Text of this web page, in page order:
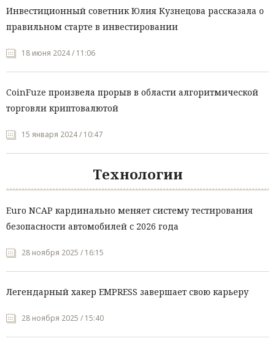
Инвестиционный советник Юлия Кузнецова рассказала о
правильном старте в инвестировании
18 июня 2024 / 11:06
CoinFuze произвела прорыв в области алгоритмической
торговли криптовалютой
15 января 2024 / 10:47
Технологии
Euro NCAP кардинально меняет систему тестирования
безопасности автомобилей с 2026 года
28 ноября 2025 / 16:15
Легендарный хакер EMPRESS завершает свою карьеру
28 ноября 2025 / 15:40